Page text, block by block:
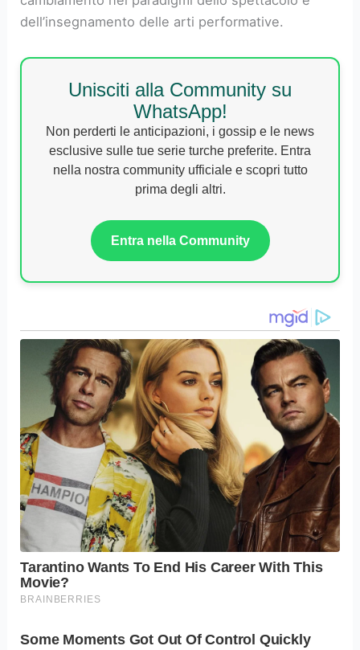
dell’insegnamento delle arti performative.
Unisciti alla Community su
WhatsApp!
Non perderti le anticipazioni, i gossip e le news
esclusive sulle tue serie turche preferite. Entra
nella nostra community ufficiale e scopri tutto
prima degli altri.
Entra nella Community